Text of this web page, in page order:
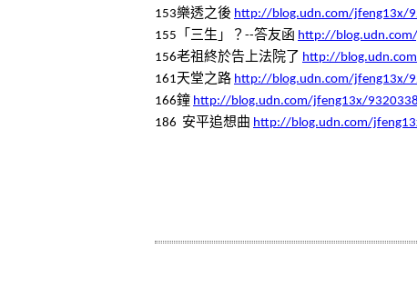
153樂透之後 http://blog.udn.com/jfeng13x/
155
「三生」？ --答友函 http://
156老祖終於告上法院了 http://
161天堂之路 http://blog.udn.com/jfeng13x/
166鐘 http://blog.udn.com/jfeng13x/
186 安平追想曲 http://blog.udn.com/